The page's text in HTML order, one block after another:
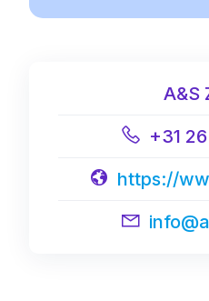
A&S
+31
https://